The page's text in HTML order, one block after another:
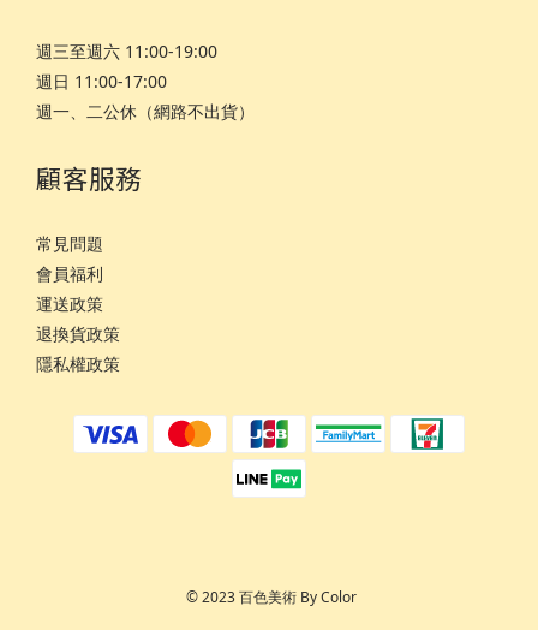
週三至週六 11:00-19:00
週日 11:00-17:00
週一、二公休（網路不出貨）
顧客服務
常見問題
會員福利
運送政策
退換貨政策
隱私權政策
© 2023 百色美術 By Color